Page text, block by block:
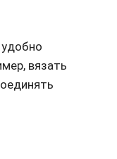
вязать